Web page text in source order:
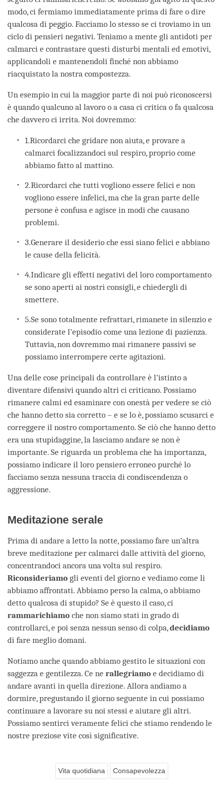
modo, ci fermiamo immediatamente prima di fare o dire
qualcosa di peggio. Facciamo lo stesso se ci troviamo in un
ciclo di pensieri negativi. Teniamo a mente gli antidoti per
calmarci e contrastare questi disturbi mentali ed emotivi,
applicandoli e mantenendoli finché non abbiamo
riacquistato la nostra compostezza.
Un esempio in cui la maggior parte di noi può riconoscersi
è quando qualcuno al lavoro o a casa ci critica o fa qualcosa
che davvero ci irrita. Noi dovremmo:
1.Ricordarci che gridare non aiuta, e provare a
calmarci focalizzandoci sul respiro, proprio come
abbiamo fatto al mattino.
2.Ricordarci che tutti vogliono essere felici e non
vogliono essere infelici, ma che la gran parte delle
persone è confusa e agisce in modi che causano
problemi.
3.Generare il desiderio che essi siano felici e abbiano
le cause della felicità.
4.Indicare gli effetti negativi del loro comportamento
se sono aperti ai nostri consigli, e chiedergli di
smettere.
5.Se sono totalmente refrattari, rimanete in silenzio e
considerate l’episodio come una lezione di pazienza.
Tuttavia, non dovremmo mai rimanere passivi se
possiamo interrompere certe agitazioni.
Una delle cose principali da controllare è l’istinto a
diventare difensivi quando altri ci criticano. Possiamo
rimanere calmi ed esaminare con onestà per vedere se ciò
che hanno detto sia corretto – e se lo è, possiamo scusarci e
correggere il nostro comportamento. Se ciò che hanno detto
era una stupidaggine, la lasciamo andare se non è
importante. Se riguarda un problema che ha importanza,
possiamo indicare il loro pensiero erroneo purché lo
facciamo senza nessuna traccia di condiscendenza o
aggressione.
Meditazione serale
Prima di andare a letto la notte, possiamo fare un’altra
breve meditazione per calmarci dalle attività del giorno,
concentrandoci ancora una volta sul respiro.
Riconsideriamo gli eventi del giorno e vediamo come li
abbiamo affrontati. Abbiamo perso la calma, o abbiamo
detto qualcosa di stupido? Se è questo il caso, ci
rammarichiamo che non siamo stati in grado di
controllarci, e poi senza nessun senso di colpa,decidiamo
di fare meglio domani.
Notiamo anche quando abbiamo gestito le situazioni con
saggezza e gentilezza. Ce ne rallegriamo e decidiamo di
andare avanti in quella direzione. Allora andiamo a
dormire, pregustando il giorno seguente in cui possiamo
continuare a lavorare su noi stessi e aiutare gli altri.
Possiamo sentirci veramente felici che stiamo rendendo le
nostre preziose vite così significative.
Vita quotidiana Consapevolezza